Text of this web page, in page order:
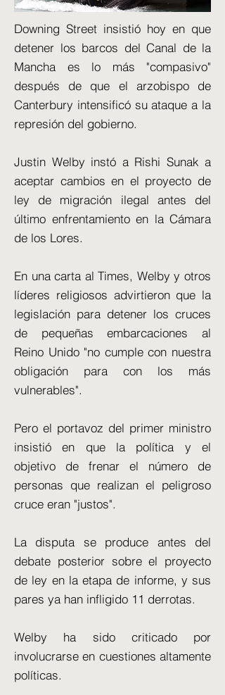
Downing Street insistió hoy en que
detener los barcos del Canal de la
Mancha es lo más "compasivo"
después de que el arzobispo de
Canterbury intensificó su ataque a la
represión del gobierno.
Justin Welby instó a Rishi Sunak a
aceptar cambios en el proyecto de
ley de migración ilegal antes del
último enfrentamiento en la Cámara
de los Lores.
En una carta al Times, Welby y otros
líderes religiosos advirtieron que la
legislación para detener los cruces
de pequeñas embarcaciones al
Reino Unido "no cumple con nuestra
obligación para con los más
vulnerables".
Pero el portavoz del primer ministro
insistió en que la política y el
objetivo de frenar el número de
personas que realizan el peligroso
cruce eran "justos".
La disputa se produce antes del
debate posterior sobre el proyecto
de ley en la etapa de informe, y sus
pares ya han infligido 11 derrotas.
Welby ha sido criticado por
involucrarse en cuestiones altamente
políticas.